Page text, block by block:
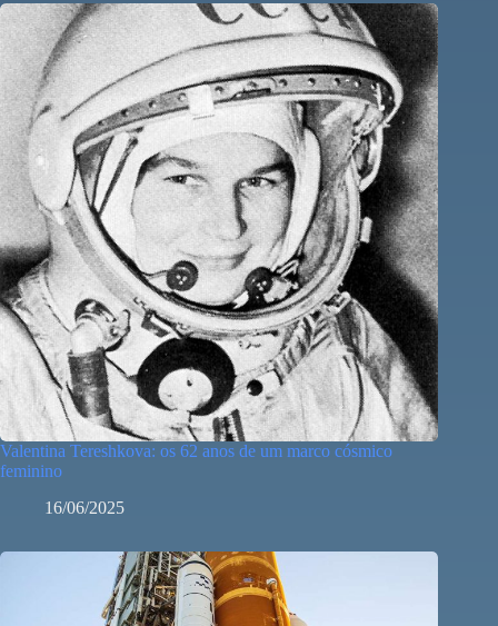
Valentina Tereshkova: os 62 anos de um marco cósmico
feminino
16/06/2025